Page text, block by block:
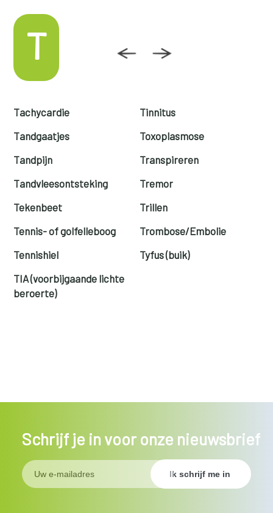
T
Tachycardie
Tandgaatjes
Tandpijn
Tandvleesontsteking
Tekenbeet
Tennis- of golfelleboog
Tennishiel
TIA (voorbijgaande lichte
beroerte)
Tinnitus
Toxoplasmose
Transpireren
Tremor
Trillen
Trombose/Embolie
Tyfus (buik)
Schrijf je in voor onze nieuwsbrief